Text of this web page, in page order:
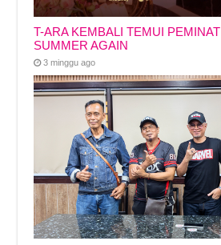
T-ARA KEMBALI TEMUI
SUMMER AGAIN
3 minggu ago